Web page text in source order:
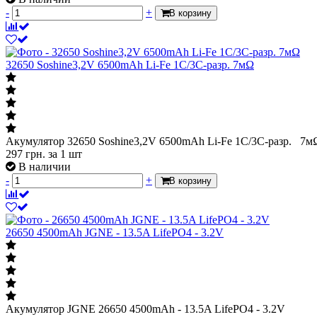
-
+ В корзину
32650 Soshine3,2V 6500mAh Li-Fe 1C/3C-разр. 7мΩ
Акумулятор 32650 Soshine3,2V 6500mAh Li-Fe 1C/3C-разр.
297 грн. за 1 шт
В наличии
-
+ В корзину
26650 4500mAh JGNE - 13.5A LifePO4 - 3.2V
Акумулятор JGNE 26650 4500mAh - 13.5A LifePO4 - 3.2V